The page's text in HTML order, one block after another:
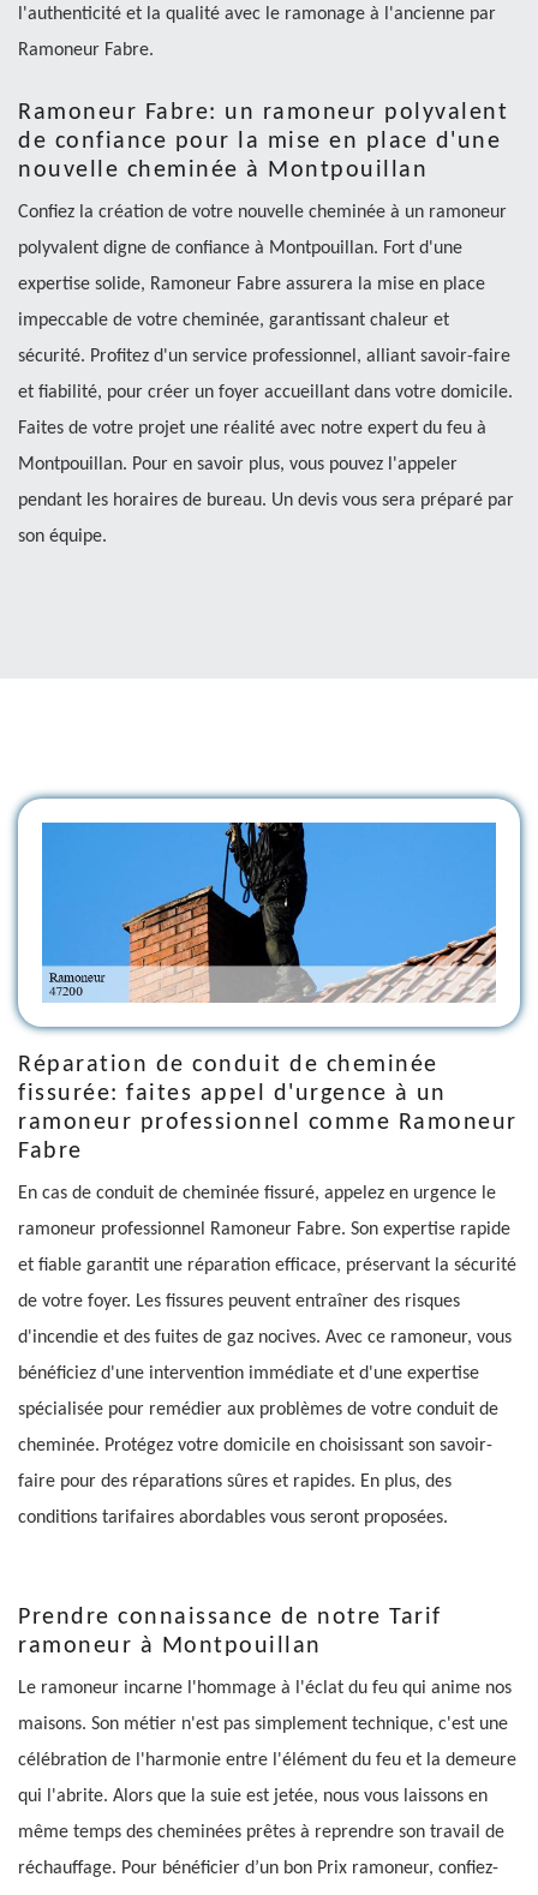
l'authenticité et la qualité avec le ramonage à l'ancienne par
Ramoneur Fabre.
Ramoneur Fabre: un ramoneur polyvalent
de confiance pour la mise en place d'une
nouvelle cheminée à Montpouillan
Confiez la création de votre nouvelle cheminée à un ramoneur
polyvalent digne de confiance à Montpouillan. Fort d'une
expertise solide, Ramoneur Fabre assurera la mise en place
impeccable de votre cheminée, garantissant chaleur et
sécurité. Profitez d'un service professionnel, alliant savoir-faire
et fiabilité, pour créer un foyer accueillant dans votre domicile.
Faites de votre projet une réalité avec notre expert du feu à
Montpouillan. Pour en savoir plus, vous pouvez l'appeler
pendant les horaires de bureau. Un devis vous sera préparé par
son équipe.
Réparation de conduit de cheminée
fissurée: faites appel d'urgence à un
ramoneur professionnel comme Ramoneur
Fabre
En cas de conduit de cheminée fissuré, appelez en urgence le
ramoneur professionnel Ramoneur Fabre. Son expertise rapide
et fiable garantit une réparation efficace, préservant la sécurité
de votre foyer. Les fissures peuvent entraîner des risques
d'incendie et des fuites de gaz nocives. Avec ce ramoneur, vous
bénéficiez d'une intervention immédiate et d'une expertise
spécialisée pour remédier aux problèmes de votre conduit de
cheminée. Protégez votre domicile en choisissant son savoir-
faire pour des réparations sûres et rapides. En plus, des
conditions tarifaires abordables vous seront proposées.
Prendre connaissance de notre Tarif
ramoneur à Montpouillan
Le ramoneur incarne l'hommage à l'éclat du feu qui anime nos
maisons. Son métier n'est pas simplement technique, c'est une
célébration de l'harmonie entre l'élément du feu et la demeure
qui l'abrite. Alors que la suie est jetée, nous vous laissons en
même temps des cheminées prêtes à reprendre son travail de
réchauffage. Pour bénéficier d’un bon Prix ramoneur, confiez-